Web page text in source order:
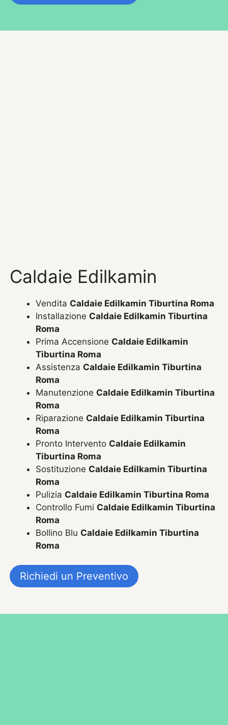
Caldaie Edilkamin
Vendita Caldaie Edilkamin Tiburtina Roma
Installazione Caldaie Edilkamin Tiburtina
Roma
Prima Accensione Caldaie Edilkamin
Tiburtina Roma
Assistenza Caldaie Edilkamin Tiburtina
Roma
Manutenzione Caldaie Edilkamin Tiburtina
Roma
Riparazione Caldaie Edilkamin Tiburtina
Roma
Pronto Intervento Caldaie Edilkamin
Tiburtina Roma
Sostituzione Caldaie Edilkamin Tiburtina
Roma
Pulizia Caldaie Edilkamin Tiburtina Roma
Controllo Fumi Caldaie Edilkamin Tiburtina
Roma
Bollino Blu Caldaie Edilkamin Tiburtina
Roma
Richiedi un Preventivo